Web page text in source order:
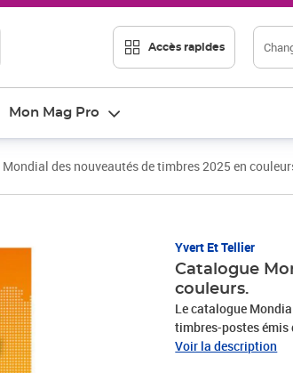
Accès rapides
Mon Mag Pro
des nouveautés de timbres 2025 en
Yvert Et Tellier
Catalogue
couleurs.
Le catalogue
timbres-postes émis
généralement pratiqués par les
Voir la description
Prix 37,42€